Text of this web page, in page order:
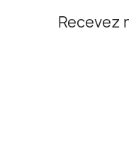
Recevez